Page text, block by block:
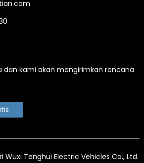
dan kami akan mengirimkan rencana
Wuxi Tenghui Electric Vehicles Co., Ltd.